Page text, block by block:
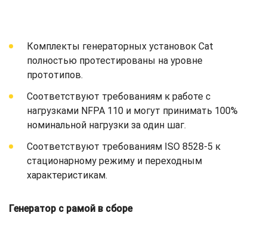
Комплекты генераторных установок Cat
полностью протестированы на уровне
прототипов.
Соответствуют требованиям к работе с
нагрузками NFPA 110 и могут принимать 100%
номинальной нагрузки за один шаг.
Соответствуют требованиям ISO 8528-5 к
стационарному режиму и переходным
характеристикам.
Генератор с рамой в сборе